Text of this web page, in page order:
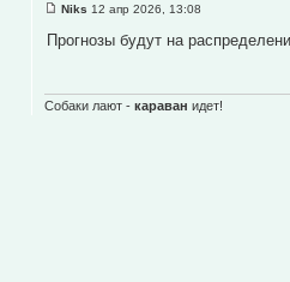
Niks 12 апр 2026, 13:08
Прогнозы будут на
Собаки лают - караван идет!